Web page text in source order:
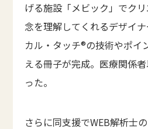
げる施設「メビック」でク
念を理解してくれるデザイ
カル・タッチ®の技術やポイ
える冊子が完成。医療関係
った。
さらに同支援でWEB解析士